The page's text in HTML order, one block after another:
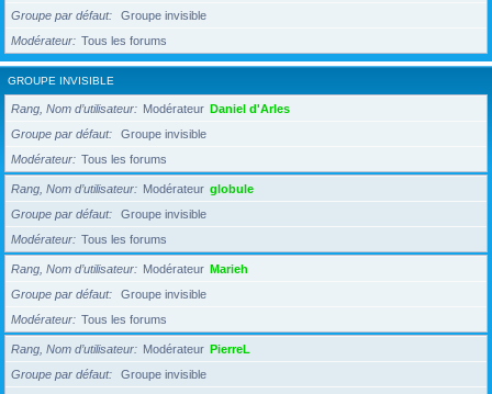
Groupe par défaut
Groupe invisible
Modérateur
Tous les forums
GROUPE INVISIBLE
Rang, Nom d’utilisateur Modérateur Daniel d'Arles
Groupe par défaut
Groupe invisible
Modérateur
Tous les forums
Rang, Nom d’utilisateur Modérateur globule
Groupe par défaut
Groupe invisible
Modérateur
Tous les forums
Rang, Nom d’utilisateur Modérateur Marieh
Groupe par défaut
Groupe invisible
Modérateur
Tous les forums
Rang, Nom d’utilisateur Modérateur PierreL
Groupe par défaut
Groupe invisible